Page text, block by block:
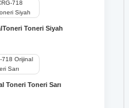
Toneri Siyah
Toneri Toneri Sarı